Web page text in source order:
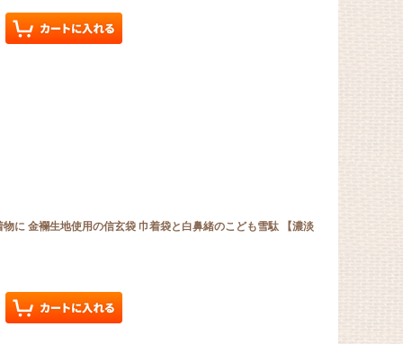
に 金襴生地使用の信玄袋 巾着袋と白鼻緒のこども雪駄 【濃淡